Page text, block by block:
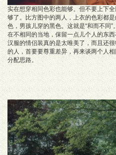
实在想穿相同色彩也能够。但不要上下
够了。比方图中的两人，上衣的色彩都
色，男孩儿穿的黑色。这就是“和而不同
在不相同的当地，保留一点儿个人的东
汉服的情侣装真的是太唯美了，而且还
的人，首要要尊重差异，再来谈两个人
分配思路。